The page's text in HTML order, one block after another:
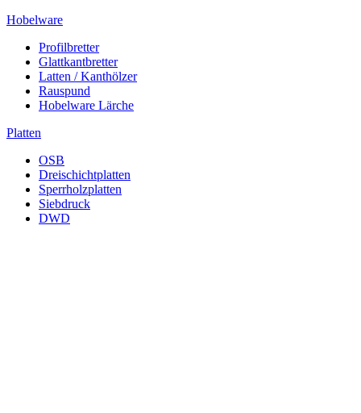
Hobelware
Profilbretter
Glattkantbretter
Latten / Kanthölzer
Rauspund
Hobelware Lärche
Platten
OSB
Dreischichtplatten
Sperrholzplatten
Siebdruck
DWD